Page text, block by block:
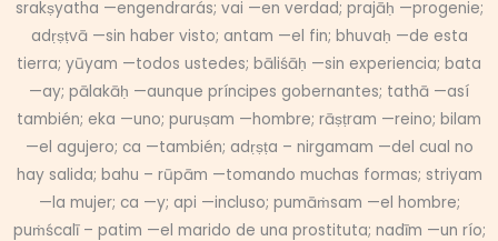
srakṣyatha —engendrarás; vai —en verdad; prajāḥ —progenie;
adṛṣṭvā —sin haber visto; antam —el fin; bhuvaḥ —de esta
tierra; yūyam —todos ustedes; bāliśāḥ —sin experiencia; bata
—ay; pālakāḥ —aunque príncipes gobernantes; tathā —así
también; eka —uno; puruṣam —hombre; rāṣṭram —reino; bilam
—el agujero; ca —también; adṛṣṭa – nirgamam —del cual no
hay salida; bahu – rūpām —tomando muchas formas; striyam
—la mujer; ca —y; api —incluso; pumāṁsam —el hombre;
puṁścalī – patim —el marido de una prostituta; nadīm —un río;